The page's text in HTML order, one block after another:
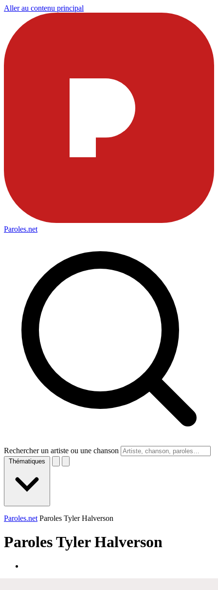
Aller au contenu principal
Paroles.net
Rechercher un artiste ou une chanson
Thématiques
Paroles.net Paroles Tyler Halverson
ParolesTyler Halverson